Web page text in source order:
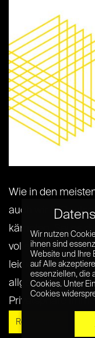
Wie in den
auch wir in
kämpfen. Sei es
voller Schulden,
leidige Thema
allgegenwärtig
Privatsphäre
Read More »
Wir nutzen
ihnen sind
Website und Ihre
auf Alle
essenziellen, die
Cookies. Unter
Cookies